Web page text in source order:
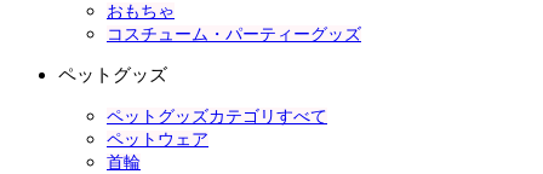
おもちゃ
コスチューム・パーティーグッズ
ペットグッズ
ペットグッズカテゴリすべて
ペットウェア
首輪